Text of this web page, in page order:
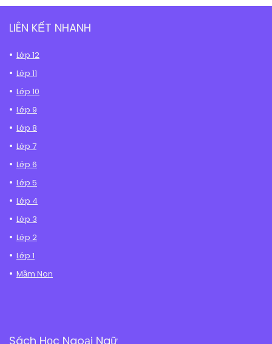
LIÊN KẾT NHANH
Lớp 12
Lớp 11
Lớp 10
Lớp 9
Lớp 8
Lớp 7
Lớp 6
Lớp 5
Lớp 4
Lớp 3
Lớp 2
Lớp 1
Mầm Non
Sách Học Ngoại Ngữ